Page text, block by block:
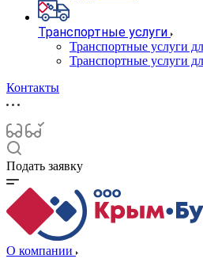
Транспортные услуги
Транспортные услуги
Транспортные услуги
Контакты
Подать заявку
О компании